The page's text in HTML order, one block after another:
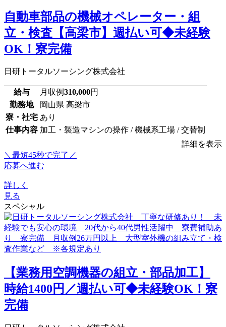
自動車部品の機械オペレーター・組
立・検査【高梁市】週払い可◆未経験
OK！寮完備
日研トータルソーシング株式会社
給与 月収例310,000円
勤務地
岡山県 高梁市
寮・社宅 あり
仕事内容 加工・製造マシンの操作 / 機械系工場 / 交替制
詳細を表示
＼最短45秒で完了／
応募へ進む
詳しく
見る
スペシャル
【業務用空調機器の組立・部品加工】
時給1400円／週払い可◆未経験OK！寮
完備